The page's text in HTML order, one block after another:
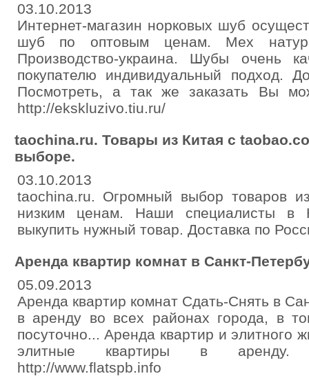
03.10.2013
Интернет-магазин норковых шуб
шуб по оптовым ценам. Мех
Производство-украина. Шубы очень
покупателю индивидуальный подход.
Посмотреть, а так же заказать Вы
http://ekskluzivo.tiu.ru/
taochina.ru. Товары из Китая c
выборе.
03.10.2013
taochina.ru. Огромный выбор товаров
низким ценам. Наши специалисты в
выкупить нужный товар. Доставка по
Аренда квартир комнат в Санкт-
05.09.2013
Аренда квартир комнат Сдать-Снять в
в аренду во всех районах города, в
посуточно... Аренда квартир и элитного
элитные квартиры в аренду.
http://www.flatspb.info